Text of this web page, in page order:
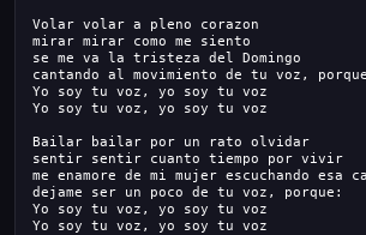
Volar volar a pleno corazon
mirar mirar como me siento
se me va la tristeza del Domingo
cantando al movimiento de tu voz,
Yo soy tu voz, yo soy tu voz
Yo soy tu voz, yo soy tu voz
Bailar bailar por un rato olvidar
sentir sentir cuanto tiempo por vivir
me enamore de mi mujer escuchando esa
dejame ser un poco de tu voz, porque:
Yo soy tu voz, yo soy tu voz
Yo soy tu voz, yo soy tu voz